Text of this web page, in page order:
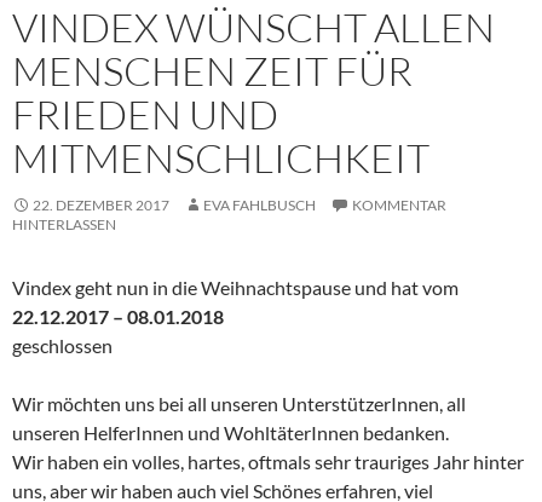
VINDEX WÜNSCHT ALLEN
MENSCHEN ZEIT FÜR
FRIEDEN UND
MITMENSCHLICHKEIT
22. DEZEMBER 2017 EVA FAHLBUSCH
KOMMENTAR
HINTERLASSEN
Vindex geht nun in die Weihnachtspause und hat vom
22.12.2017 – 08.01.2018
geschlossen
Wir möchten uns bei all unseren UnterstützerInnen, all
unseren HelferInnen und WohltäterInnen bedanken.
Wir haben ein volles, hartes, oftmals sehr trauriges Jahr hinter
uns, aber wir haben auch viel Schönes erfahren, viel